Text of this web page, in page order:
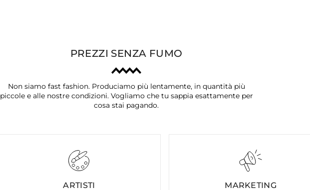
PREZZI SENZA FUMO
Non siamo fast fashion. Produciamo più lentamente, in quantità più
piccole e alle nostre condizioni. Vogliamo che tu sappia esattamente per
cosa stai pagando.
ARTISTI MARKETING